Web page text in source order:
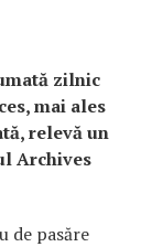
zilnic
mai ales
relevă un
Archives
de pasăre